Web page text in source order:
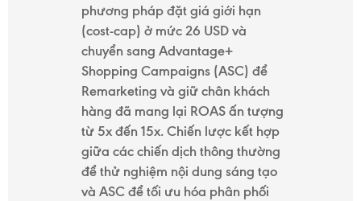
phương pháp đặt giá giới hạn
(cost-cap) ở mức 26 USD và
chuyển sang Advantage+
Shopping Campaigns (ASC) để
Remarketing và giữ chân khách
hàng đã mang lại ROAS ấn tượng
từ 5x đến 15x. Chiến lược kết hợp
giữa các chiến dịch thông thường
để thử nghiệm nội dung sáng tạo
và ASC để tối ưu hóa phân phối